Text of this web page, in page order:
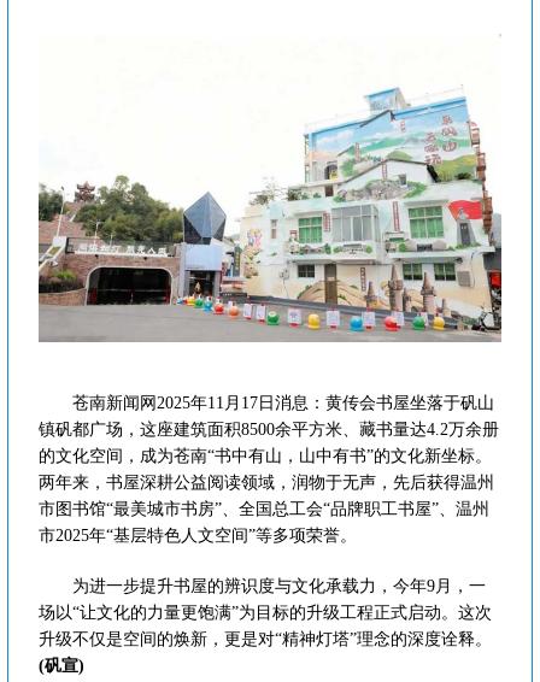
苍南新闻网2025年11月17日消息：黄传会书屋坐落于矾山
镇矾都广场，这座建筑面积8500余平方米、藏书量达4.2万余册
的文化空间，成为苍南“书中有山，山中有书”的文化新坐标。
两年来，书屋深耕公益阅读领域，润物于无声，先后获得温州
市图书馆“最美城市书房”、全国总工会“品牌职工书屋”、温州
市2025年“基层特色人文空间”等多项荣誉。
为进一步提升书屋的辨识度与文化承载力，今年9月，一
场以“让文化的力量更饱满”为目标的升级工程正式启动。这次
升级不仅是空间的焕新，更是对“精神灯塔”理念的深度诠释。
(矾宣)